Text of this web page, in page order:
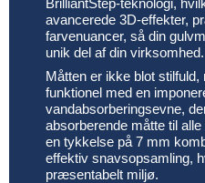
BrilliantStep-teknologi,
avancerede 3D-effekter,
farvenuancer, så din
unik del af din virksomhed.
Måtten er ikke blot
funktionel med en
vandabsorberingsevne,
absorberende måtte til
en tykkelse på 7 mm
effektiv snavsopsamling,
præsentabelt miljø.